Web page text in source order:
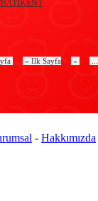
« Ilk Sayfa «
- Hakkımızda